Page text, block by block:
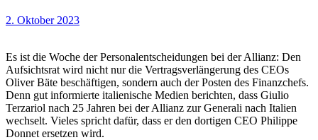
2. Oktober 2023
Es ist die Woche der Personalentscheidungen bei der Allianz: Den
Aufsichtsrat wird nicht nur die Vertragsverlängerung des CEOs
Oliver Bäte beschäftigen, sondern auch der Posten des Finanzchefs.
Denn gut informierte italienische Medien berichten, dass Giulio
Terzariol nach 25 Jahren bei der Allianz zur Generali nach Italien
wechselt. Vieles spricht dafür, dass er den dortigen CEO Philippe
Donnet ersetzen wird.